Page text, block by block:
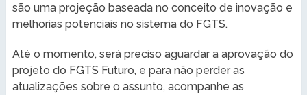
são uma projeção baseada no conceito de inovação e
melhorias potenciais no sistema do FGTS.
Até o momento, será preciso aguardar a aprovação do
projeto do FGTS Futuro, e para não perder as
atualizações sobre o assunto, acompanhe as